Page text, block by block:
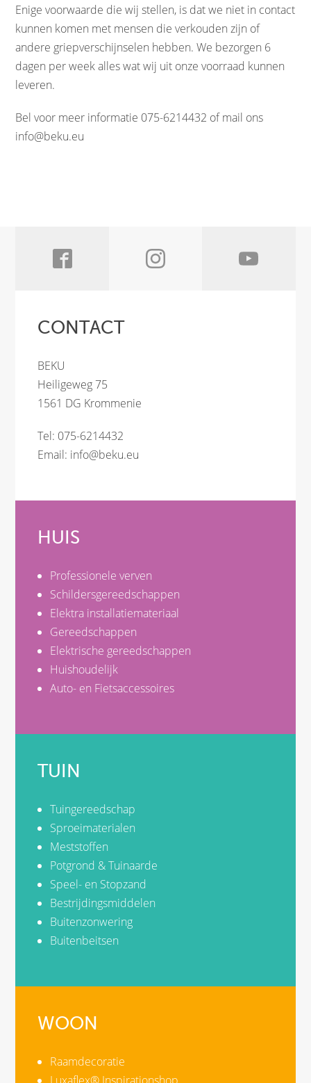
Enige voorwaarde die wij stellen, is dat we niet in contact
kunnen komen met mensen die verkouden zijn of
andere griepverschijnselen hebben. We bezorgen 6
dagen per week alles wat wij uit onze voorraad kunnen
leveren.
Bel voor meer informatie 075-6214432 of mail ons
info@beku.eu
CONTACT
BEKU
Heiligeweg 75
1561 DG Krommenie
Tel: 075-6214432
Email: info@beku.eu
HUIS
Professionele verven
Schildersgereedschappen
Elektra installatiemateriaal
Gereedschappen
Elektrische gereedschappen
Huishoudelijk
Auto- en Fietsaccessoires
TUIN
Tuingereedschap
Sproeimaterialen
Meststoffen
Potgrond & Tuinaarde
Speel- en Stopzand
Bestrijdingsmiddelen
Buitenzonwering
Buitenbeitsen
WOON
Raamdecoratie